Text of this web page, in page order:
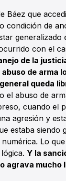
Báez que
condición de
generalizado
con el
de la
abuso de arma
queda
el abuso de
cuando el
agresión y
estaba siendo
Lo
Y la
agrava mucho